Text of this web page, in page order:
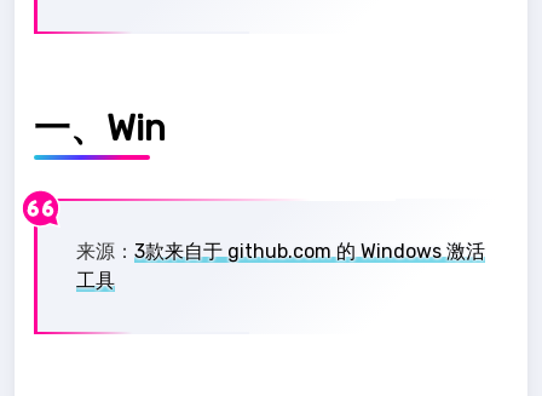
一、Win
来源： 3款来自于 github.com 的 Windows 激活
工具